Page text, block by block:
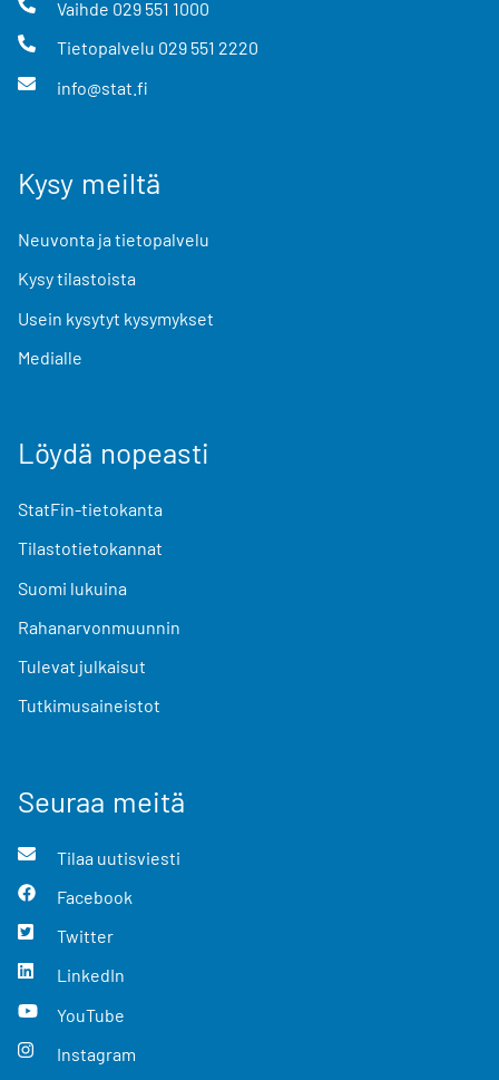
Vaihde 029 551 1000
Tietopalvelu 029 551 2220
info@stat.fi
Kysy meiltä
Neuvonta ja tietopalvelu
Kysy tilastoista
Usein kysytyt kysymykset
Medialle
Löydä nopeasti
StatFin-tietokanta
Tilastotietokannat
Suomi lukuina
Rahanarvonmuunnin
Tulevat julkaisut
Tutkimusaineistot
Seuraa meitä
Tilaa uutisviesti
Facebook
Twitter
LinkedIn
YouTube
Instagram